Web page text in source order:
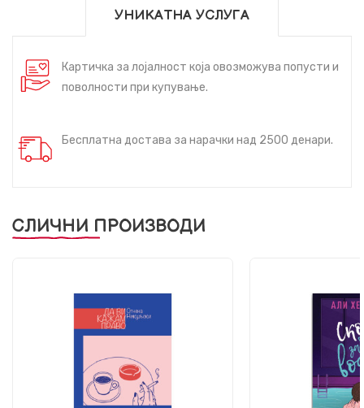
УНИКАТНА УСЛУГА
Картичка за лојалност која овозможува попусти и
поволности при купување.
Бесплатна достава за нарачки над 2500 денари.
СЛИЧНИ ПРОИЗВОДИ